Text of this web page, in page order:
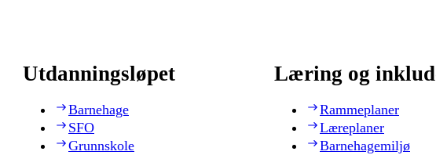
Utdanningsløpet
Barnehage
SFO
Grunnskole
Læring og
Rammeplaner
Læreplaner
Barnehagemiljø